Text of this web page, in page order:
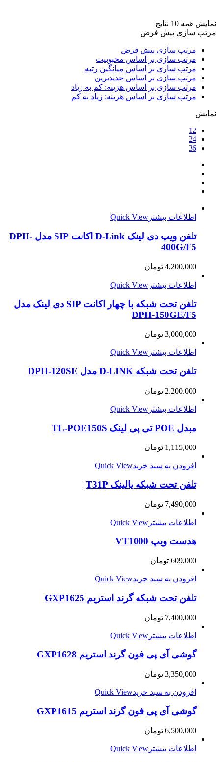
برند ها +
نمایش همه 10 نتایج
مرتب سازی پیش فرض
مرتب سازی پیش فرض
مرتب سازی بر اساس محبوبیت
مرتب سازی بر اساس میانگین رتبه
مرتب سازی بر اساس جدیدترین
مرتب سازی بر اساس هزینه: کم به زیاد
مرتب سازی بر اساس هزینه: زیاد به کم
نمایش
12
24
36
اطلاعات بیشتر Quick View
تلفن ویپ دی لینک D-Link اکانت SIP مدل DPH-
400G/F5
4,200,000 تومان
اطلاعات بیشتر Quick View
تلفن تحت شبکه با چهار اکانت SIP دی لینک مدل
DPH-150GE/F5
3,000,000 تومان
اطلاعات بیشتر Quick View
تلفن تحت شبکه D-LINK مدل DPH-120SE
2,200,000 تومان
اطلاعات بیشتر Quick View
مبدل POE تی پی لینک TL-POE150S
1,115,000 تومان
افزودن به سبد خریدQuick View
تلفن تحت شبکه یالینک T31P
7,490,000 تومان
اطلاعات بیشتر Quick View
هدست ویپ VT1000
609,000 تومان
افزودن به سبد خریدQuick View
تلفن تحت شبکه گرند استریم GXP1625
7,400,000 تومان
اطلاعات بیشتر Quick View
گوشی آی پی فون گرند استریم GXP1628
3,350,000 تومان
افزودن به سبد خریدQuick View
گوشی آی پی فون گرند استریم GXP1615
6,500,000 تومان
اطلاعات بیشتر Quick View